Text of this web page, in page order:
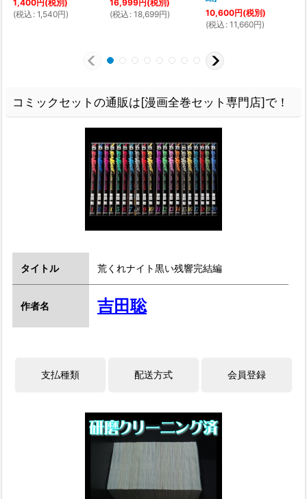
1,400円 (税別)
(税込 : 1,540円)
16,999円 (税別)
(税込 : 18,699円)
10,600円(税別)
(税込 : 11,660円)
コミックセットの通販は[漫画全巻セット専門店]で！
タイトル 荒くれナイト黒い残響完結編
作者名 吉田聡